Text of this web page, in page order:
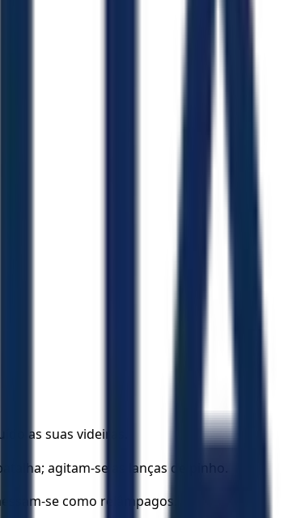
as suas videiras.
agitam-se as lanças de pinho.
se como relâmpagos.